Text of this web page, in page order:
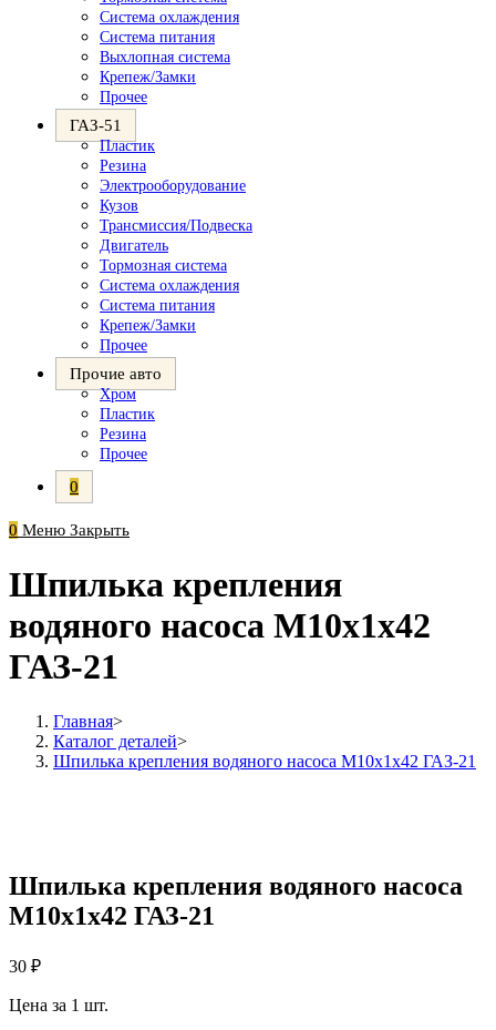
Система охлаждения
Система питания
Выхлопная система
Крепеж/Замки
Прочее
ГАЗ-51
Пластик
Резина
Электрооборудование
Кузов
Трансмиссия/Подвеска
Двигатель
Тормозная система
Система охлаждения
Система питания
Крепеж/Замки
Прочее
Прочие авто
Хром
Пластик
Резина
Прочее
0
0 Меню Закрыть
Шпилька крепления
водяного насоса М10х1х42
ГАЗ-21
Главная>
Каталог деталей>
Шпилька крепления водяного насоса М10х1х42 ГАЗ-21
Шпилька крепления водяного насоса
М10х1х42 ГАЗ-21
30 ₽
Цена за 1 шт.